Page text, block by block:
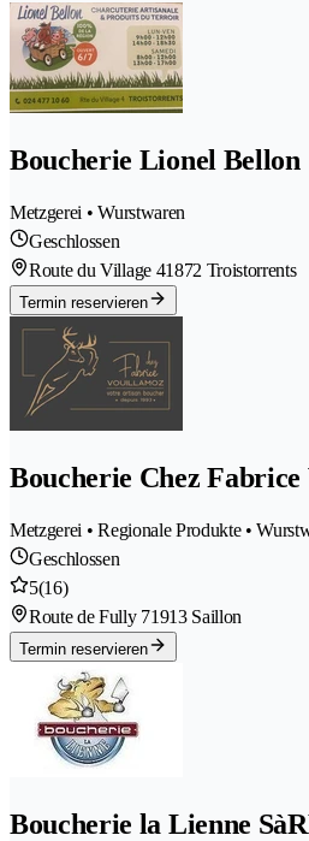
Boucherie Lionel Bellon
Metzgerei • Wurstwaren
Geschlossen
Route du Village 41872 Troistorrents
Termin reservieren
Boucherie Chez
Metzgerei • Regionale Produkte •
Geschlossen
5(16)
Route de Fully 71913 Saillon
Termin reservieren
Boucherie la Lienne